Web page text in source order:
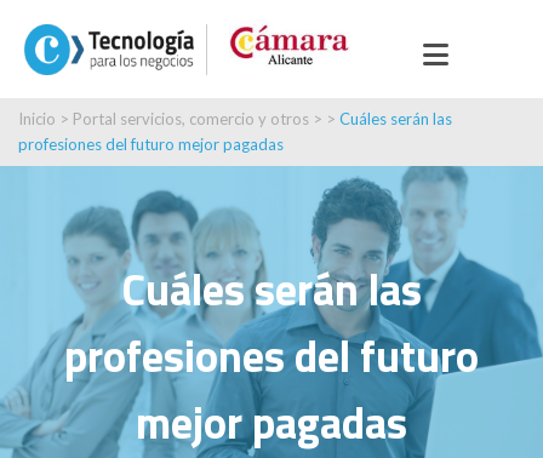
Inicio > Portal servicios, comercio y otros > > Cuáles serán las
profesiones del futuro mejor pagadas
Cuáles serán las
profesiones del futuro
mejor pagadas